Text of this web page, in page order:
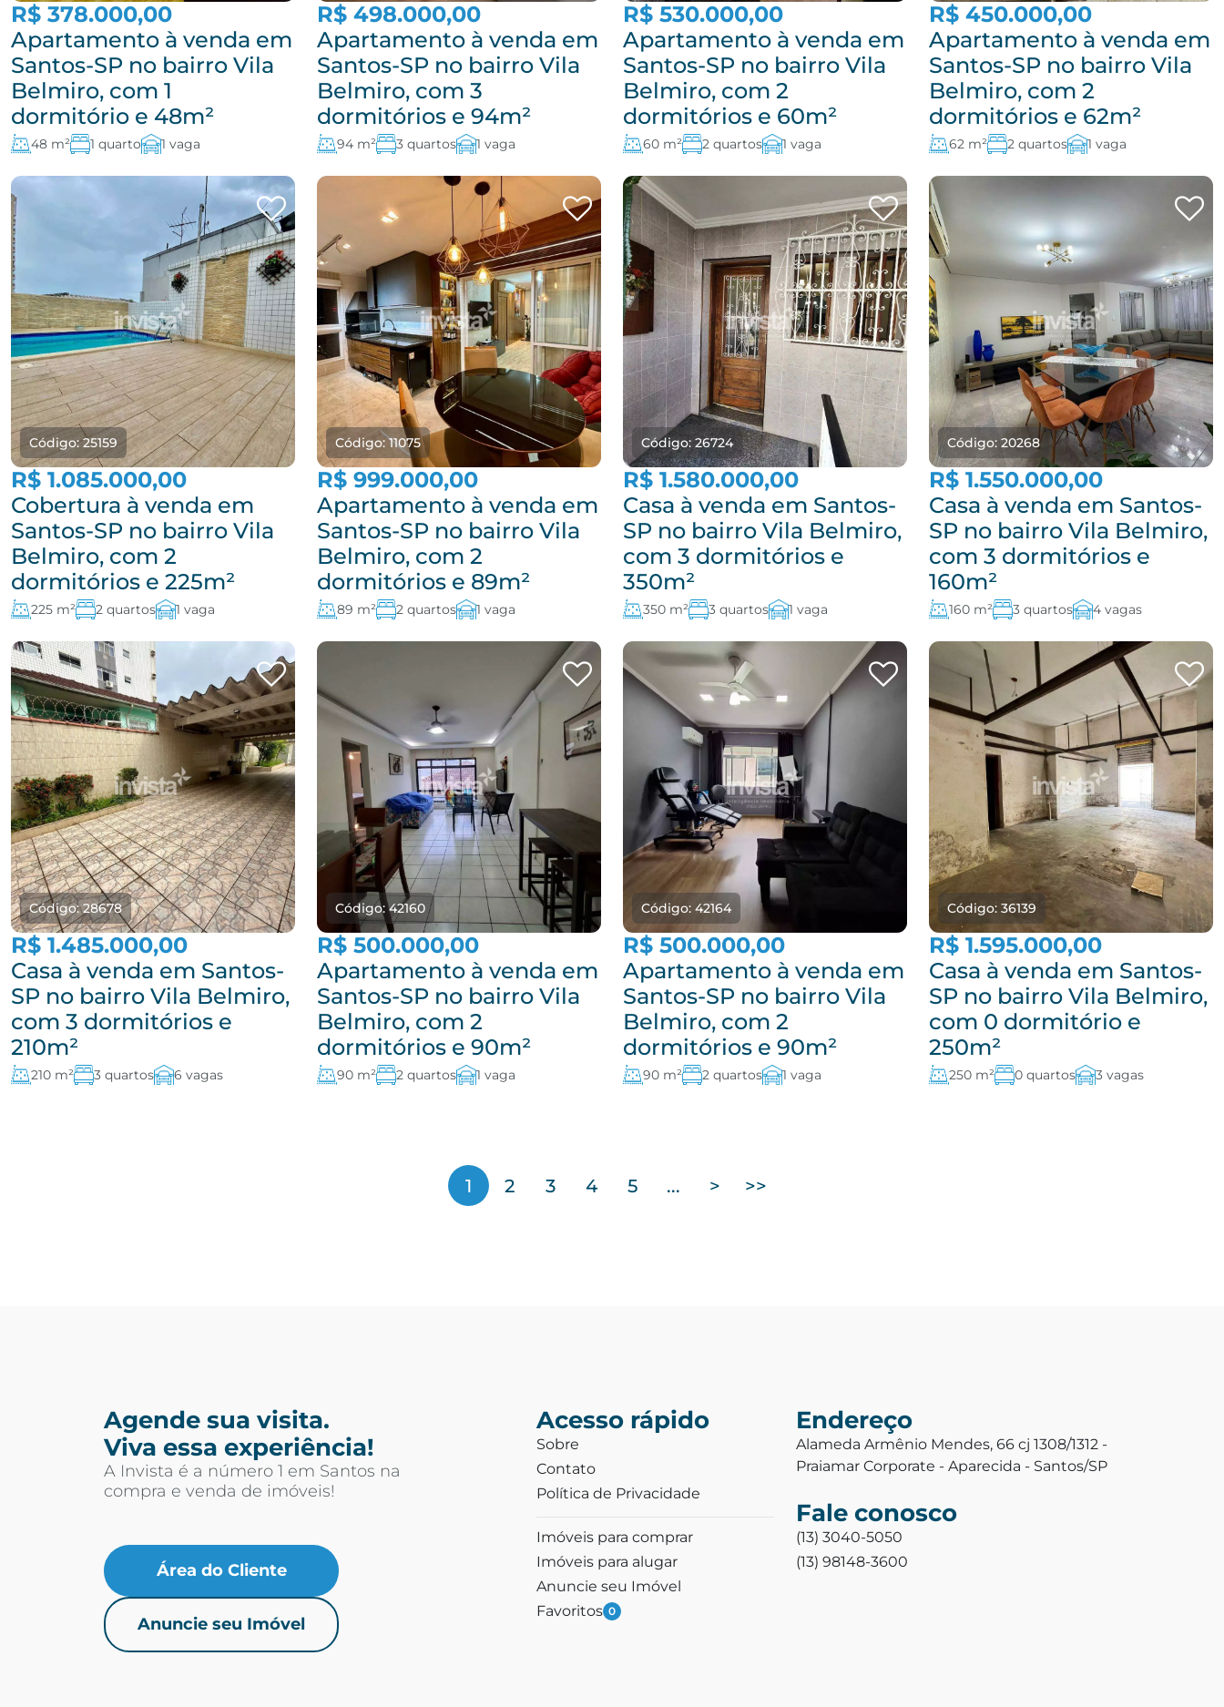
R$ 378.000,00
Apartamento à venda em
Santos-SP no bairro Vila
Belmiro, com 1
dormitório e 48m²
48 m² 1 quarto 1 vaga
R$ 498.000,00
Apartamento à venda em
Santos-SP no bairro Vila
Belmiro, com 3
dormitórios e 94m²
94 m² 3 quartos 1 vaga
R$ 530.000,00
Apartamento à venda em
Santos-SP no bairro Vila
Belmiro, com 2
dormitórios e 60m²
60 m² 2 quartos 1 vaga
R$ 450.000,00
Apartamento à venda em
Santos-SP no bairro Vila
Belmiro, com 2
dormitórios e 62m²
62 m² 2 quartos 1 vaga
Código: 25159
R$ 1.085.000,00
Cobertura à venda em
Santos-SP no bairro Vila
Belmiro, com 2
dormitórios e 225m²
225 m² 2 quartos 1 vaga
Código: 11075
R$ 999.000,00
Apartamento à venda em
Santos-SP no bairro Vila
Belmiro, com 2
dormitórios e 89m²
89 m² 2 quartos 1 vaga
Código: 26724
R$ 1.580.000,00
Casa à venda em Santos-
SP no bairro Vila Belmiro,
com 3 dormitórios e
350m²
350 m² 3 quartos 1 vaga
Código: 20268
R$ 1.550.000,00
Casa à venda em Santos-
SP no bairro Vila Belmiro,
com 3 dormitórios e
160m²
160 m² 3 quartos 4 vagas
Código: 28678
R$ 1.485.000,00
Casa à venda em Santos-
SP no bairro Vila Belmiro,
com 3 dormitórios e
210m²
210 m² 3 quartos 6 vagas
Código: 42160
R$ 500.000,00
Apartamento à venda em
Santos-SP no bairro Vila
Belmiro, com 2
dormitórios e 90m²
90 m² 2 quartos 1 vaga
Código: 42164
R$ 500.000,00
Apartamento à venda em
Santos-SP no bairro Vila
Belmiro, com 2
dormitórios e 90m²
90 m² 2 quartos 1 vaga
Código: 36139
R$ 1.595.000,00
Casa à venda em Santos-
SP no bairro Vila Belmiro,
com 0 dormitório e
250m²
250 m² 0 quartos 3 vagas
1 2 3 4 5 ... > >>
Agende sua visita.
Viva essa experiência!
A Invista é a número 1 em Santos na
compra e venda de imóveis!
Área do Cliente
Anuncie seu Imóvel
Acesso rápido
Sobre
Contato
Política de Privacidade
Imóveis para comprar
Imóveis para alugar
Anuncie seu Imóvel
Favoritos 0
Endereço
Alameda Armênio Mendes, 66 cj 1308/1312 -
Praiamar Corporate - Aparecida - Santos/SP
Fale conosco
(13) 3040-5050
(13) 98148-3600